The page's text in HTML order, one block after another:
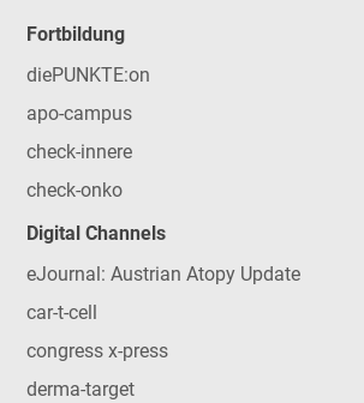
Fortbildung
diePUNKTE:on
apo-campus
check-innere
check-onko
Digital Channels
eJournal: Austrian Atopy Update
car-t-cell
congress x-press
derma-target